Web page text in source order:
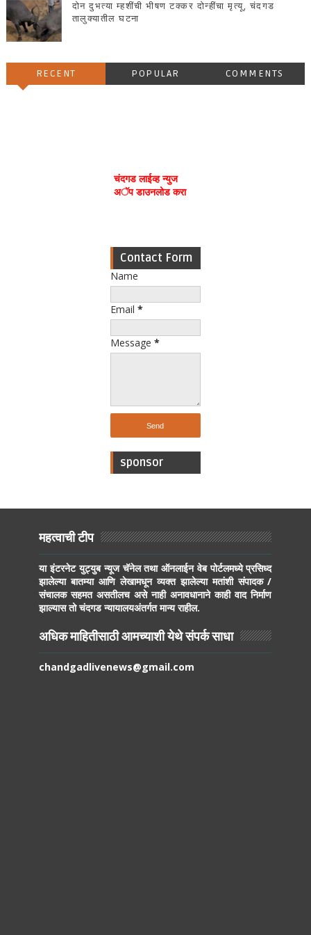
दोन दुभत्या म्हशींची भीषण टक्कर दोन्हींचा मृत्यू, चंदगड
तालुक्यातील घटना
RECENT POPULAR COMMENTS
चंदगड लाईव्ह न्युज
अॅप डाउनलोड करा
Contact Form
Name
Email *
Message *
sponsor
महत्वाची टीप
या इंटरनेट युट्युब न्यूज चॅनेल तथा ऑनलाईन वेब पोर्टलमध्ये प्रसिध्द
झालेल्या बातम्या आणि लेखामधून व्यक्त झालेल्या मतांशी संपादक /
संचालक सहमत असतीलच असे नाही अनावधानाने काही वाद निर्माण
झाल्यास तो चंदगड न्यायालयअंतर्गत मान्य राहील.
अधिक माहितीसाठी आमच्याशी येथे संपर्क साधा
chandgadlivenews@gmail.com